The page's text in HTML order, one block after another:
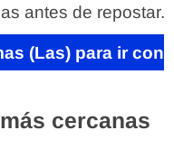
antes de repostar.
(Las) para ir con
cercanas